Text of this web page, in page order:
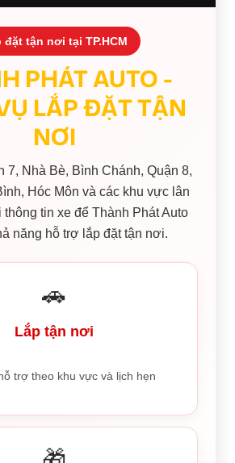
đặt tận nơi tại TP.HCM
PHÁT AUTO -
LẮP ĐẶT TẬN
NƠI
7, Nhà Bè, Bình Chánh, Quận 8,
Hóc Môn và các khu vực lân
tin xe để Thành Phát Auto
năng hỗ trợ lắp đặt tận nơi.
🚗
Lắp tận nơi
trợ theo khu vực và lịch hẹn